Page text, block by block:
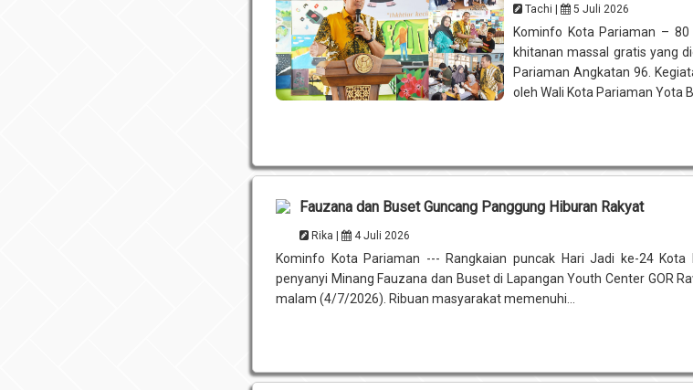
Tachi | 5 Juli 2026
Kominfo Kota Pariaman –
khitanan massal gratis yang
Pariaman Angkatan 96.
oleh Wali Kota Pariaman Yota
Fauzana dan Buset Guncang Panggung Hiburan Rakyat
Rika | 4 Juli 2026
Kominfo Kota Pariaman --- Rangkaian puncak Hari Jadi ke-24 Kota
penyanyi Minang Fauzana dan Buset di Lapangan Youth Center GOR
malam (4/7/2026). Ribuan masyarakat memenuhi...